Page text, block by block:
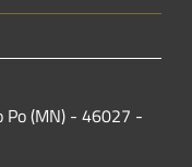
(MN) - 46027 -